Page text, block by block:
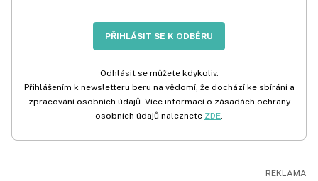
PŘIHLÁSIT SE K ODBĚRU
Odhlásit se můžete kdykoliv.
Přihlášením k newsletteru beru na vědomí, že dochází ke sbírání a
zpracování osobních údajů. Více informací o zásadách ochrany
osobních údajů naleznete ZDE.